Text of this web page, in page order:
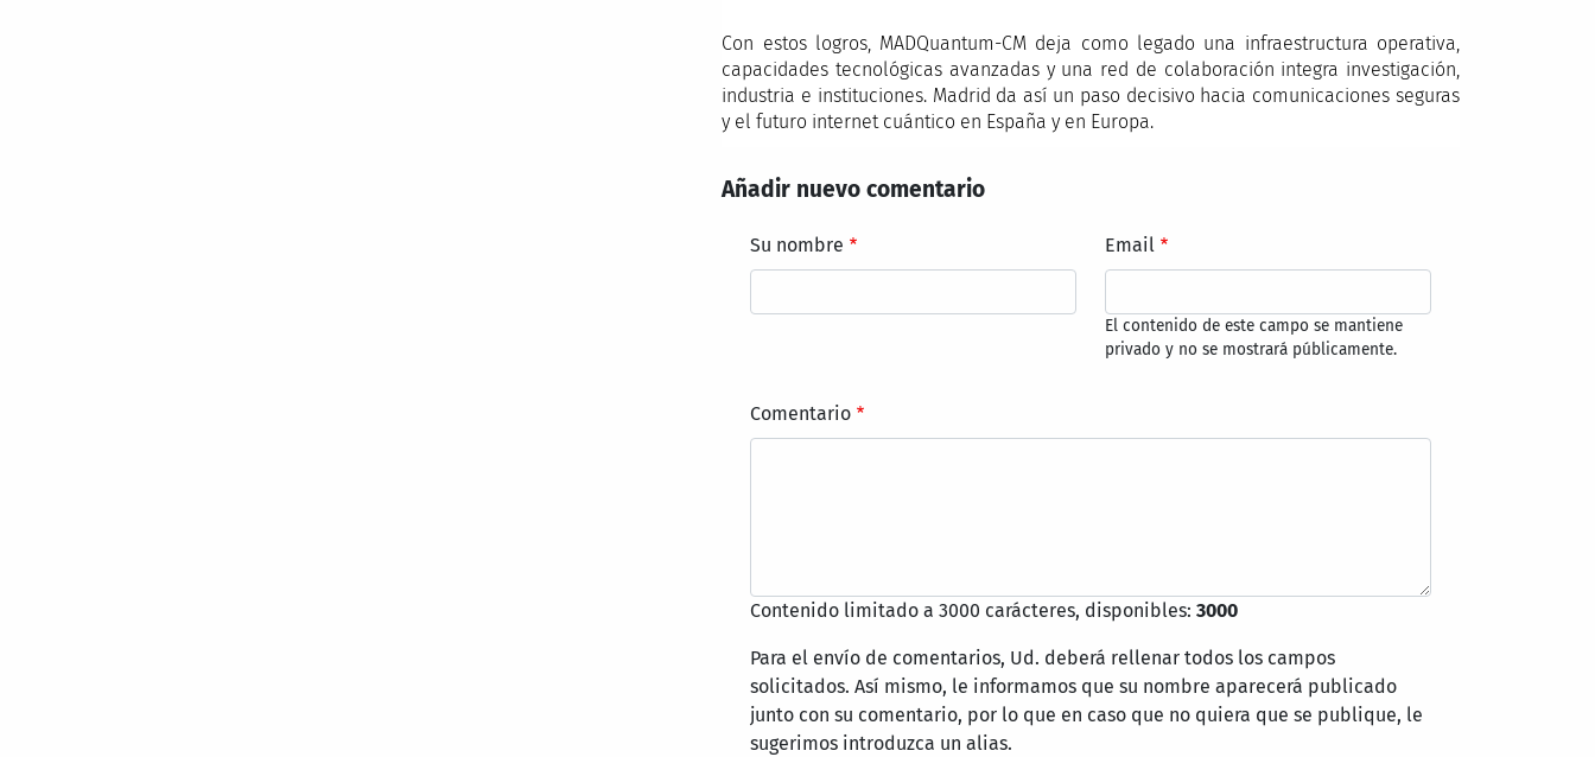
Con estos logros, MADQuantum-CM deja como legado una infraestructura operativa,
capacidades tecnológicas avanzadas y una red de colaboración integra investigación,
industria e instituciones. Madrid da así un paso decisivo hacia comunicaciones seguras
y el futuro internet cuántico en España y en Europa.
Añadir nuevo comentario
Su nombre Email
El contenido de este campo se mantiene
privado y no se mostrará públicamente.
Comentario
Contenido limitado a 3000 carácteres, disponibles:3000
Para el envío de comentarios, Ud. deberá rellenar todos los campos
solicitados. Así mismo, le informamos que su nombre aparecerá publicado
junto con su comentario, por lo que en caso que no quiera que se publique, le
sugerimos introduzca un alias.